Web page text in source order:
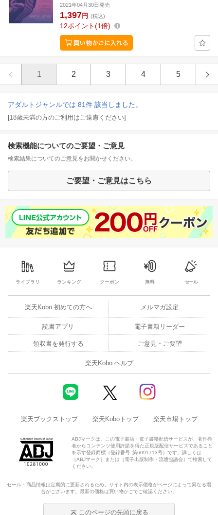
2021年04月30日発売
1,397円 (税込)
12ポイント 1倍
1 2 3 4 5
アダルトジャンルでは 81件 該当しました。
[18歳未満の方のご利用はご遠慮ください]
検索機能についてのご要望・ご意見
検索結果についてのご意見をお聞かせください。
ご要望・ご意見はこちら
ライブラリ ランキング クーポン 無料 セール
楽天Kobo 初めての方へ メルマガ設定
読書アプリ 電子書籍リーダー
領収書を発行する ご意見・ご要望
楽天Kobo ヘルプ
楽天ブックストップ 楽天Koboトップ 楽天市場トップ
ABJマークは、この電子書店・電子書籍配信サービスが、著作権
者からコンテンツ使用許諾を得た正規版配信サービスであること
を示す登録商標（登録番号 第6091713号）です。詳しくは
［ABJマーク］または［電子出版制作・流通協議会］で検索して
ください。
セール・商品情報は定期的に更新されるため、サイト内の表示価格がページによって異なる場
合がございます。最新の価格は買い物かごでご確認ください。
このページの先頭に戻る